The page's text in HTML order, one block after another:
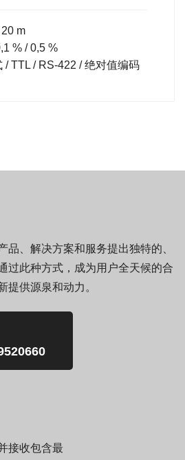
m
% / 0,5 %
/ TTL / RS-422 / 绝对值编码
品、解决方案和服务提出独特的、
过此种方式，成为用户全天候的合
提供源泉和动力。
接收包含最